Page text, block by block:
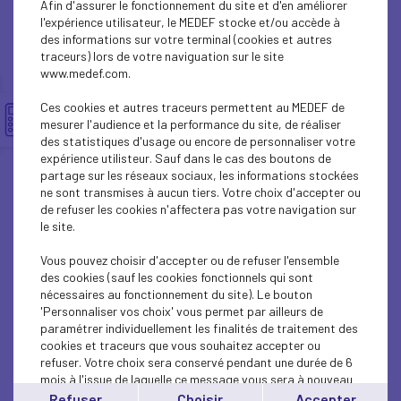
INTERNATIONAL - EUROPE
INTERNATIONAL - EUROPE
ECONOMY
ECONOMY
INTERNATIONAL - EUROPE
ECONOMY
ECONOMY
INTERNATIONAL - EUROPE
INTERNATIONAL - EUROPE
Afin d'assurer le fonctionnement du site et d'en améliorer
l'expérience utilisateur, le MEDEF stocke et/ou accède à
des informations sur votre terminal (cookies et autres
traceurs) lors de votre naviguation sur le site
www.medef.com.
Ces cookies et autres traceurs permettent au MEDEF de
mesurer l'audience et la performance du site, de réaliser
des statistiques d'usage ou encore de personnaliser votre
expérience utilisteur. Sauf dans le cas des boutons de
partage sur les réseaux sociaux, les informations stockées
ne sont transmises à aucun tiers. Votre choix d'accepter ou
de refuser les cookies n'affectera pas votre navigation sur
le site.
Vous pouvez choisir d'accepter ou de refuser l'ensemble
des cookies (sauf les cookies fonctionnels qui sont
nécessaires au fonctionnement du site). Le bouton
'Personnaliser vos choix' vous permet par ailleurs de
paramétrer individuellement les finalités de traitement des
cookies et traceurs que vous souhaitez accepter ou
refuser. Votre choix sera conservé pendant une durée de 6
mois à l'issue de laquelle ce message vous sera à nouveau
affiché..